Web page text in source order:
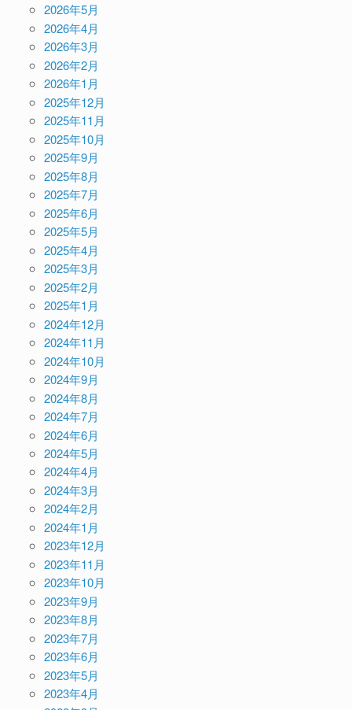
2026年5月
2026年4月
2026年3月
2026年2月
2026年1月
2025年12月
2025年11月
2025年10月
2025年9月
2025年8月
2025年7月
2025年6月
2025年5月
2025年4月
2025年3月
2025年2月
2025年1月
2024年12月
2024年11月
2024年10月
2024年9月
2024年8月
2024年7月
2024年6月
2024年5月
2024年4月
2024年3月
2024年2月
2024年1月
2023年12月
2023年11月
2023年10月
2023年9月
2023年8月
2023年7月
2023年6月
2023年5月
2023年4月